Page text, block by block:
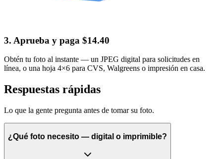
3. Aprueba y paga $14.40
Obtén tu foto al instante — un JPEG digital para solicitudes en
línea, o una hoja 4×6 para CVS, Walgreens o impresión en casa.
Respuestas rápidas
Lo que la gente pregunta antes de tomar su foto.
¿Qué foto necesito — digital o imprimible?